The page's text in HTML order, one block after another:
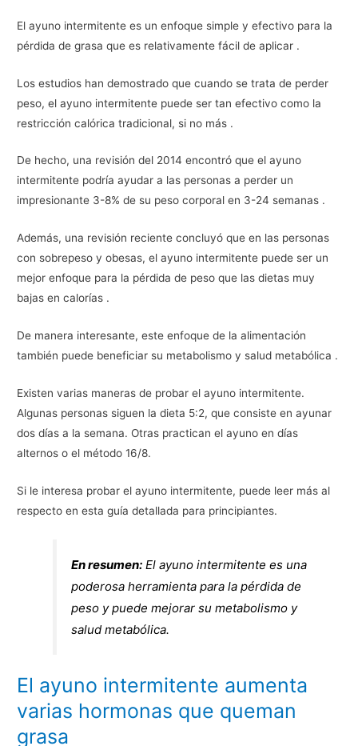
El ayuno intermitente es un enfoque simple y efectivo para la
pérdida de grasa que es relativamente fácil de aplicar .
Los estudios han demostrado que cuando se trata de perder
peso, el ayuno intermitente puede ser tan efectivo como la
restricción calórica tradicional, si no más .
De hecho, una revisión del 2014 encontró que el ayuno
intermitente podría ayudar a las personas a perder un
impresionante 3-8% de su peso corporal en 3-24 semanas .
Además, una revisión reciente concluyó que en las personas
con sobrepeso y obesas, el ayuno intermitente puede ser un
mejor enfoque para la pérdida de peso que las dietas muy
bajas en calorías .
De manera interesante, este enfoque de la alimentación
también puede beneficiar su metabolismo y salud metabólica .
Existen varias maneras de probar el ayuno intermitente.
Algunas personas siguen la dieta 5:2, que consiste en ayunar
dos días a la semana. Otras practican el ayuno en días
alternos o el método 16/8.
Si le interesa probar el ayuno intermitente, puede leer más al
respecto en esta guía detallada para principiantes.
En resumen: El ayuno intermitente es una
poderosa herramienta para la pérdida de
peso y puede mejorar su metabolismo y
salud metabólica.
El ayuno intermitente aumenta
varias hormonas que queman
grasa